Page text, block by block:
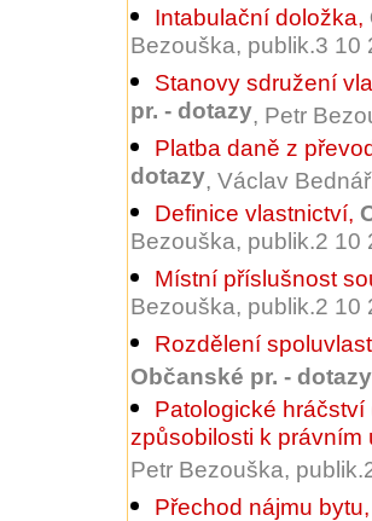
Intabulační doložka,
Bezouška, publik.3 10
Stanovy sdružení
pr. - dotazy, Petr
Platba daně z
dotazy, Václav
Definice vlastnictví,
Bezouška, publik.2 10
Místní příslušnost
Bezouška, publik.2 10
Rozdělení
Občanské pr. - dotazy
Patologické
způsobilosti k právním
Petr Bezouška,
Přechod nájmu bytu,